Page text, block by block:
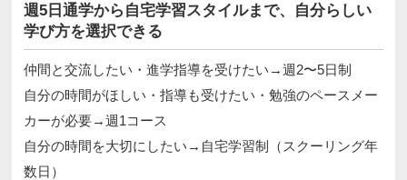
週5日通学から自宅学習スタイルまで、自分らしい
学び方を選択できる
仲間と交流したい・進学指導を受けたい→週2〜5日制
自分の時間がほしい・指導も受けたい・勉強のペースメー
カーが必要→週1コース
自分の時間を大切にしたい→自宅学習制（スクーリング年
数日）